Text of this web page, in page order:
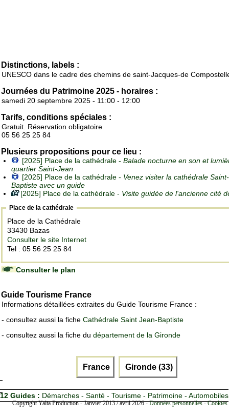
Distinctions, labels :
UNESCO dans le cadre des chemins de saint-Jacques-de
Journées du Patrimoine 2025 - horaires :
samedi 20 septembre 2025 - 11:00 - 12:00
Tarifs, conditions spéciales :
Gratuit. Réservation obligatoire
05 56 25 25 84
Plusieurs propositions pour ce lieu :
[2025] Place de la cathédrale - Balade nocturne en son et
quartier Saint-Jean
[2025] Place de la cathédrale - Venez visiter la cathédrale
Baptiste avec un guide
[2025] Place de la cathédrale - Visite guidée de l'ancienne cité
Place de la cathédrale
Place de la Cathédrale
33430 Bazas
Consulter le site Internet
Tel : 05 56 25 25 84
Consulter le plan
Guide Tourisme France
Informations détaillées extraites du Guide Tourisme France :
- consultez aussi la fiche Cathédrale Saint Jean-Baptiste
- consultez aussi la fiche du département de la Gironde
France Gironde (33)
12 Guides : Démarches - Santé - Tourisme - Patrimoine - Automobiles
Copyright Yalta Production - Janvier 2013 / avril 2026 -Données personnelles -